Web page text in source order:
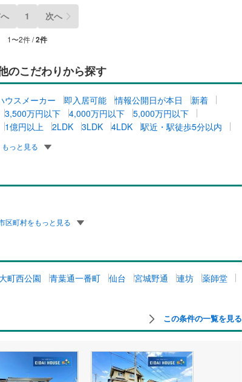
1 次へ
1〜2件 /2件
のこだわりから探す
ウスメーカー 即入居可能 情報公開日が本日
新着
3,500万円以下 4,000万円以下
5,000万円以下
1億円以上 2LDK 3LDK 4LDK 駅近・駅徒歩5分以内
もっと見る
区町村をもっと見る
大町西公園 青葉通一番町 仙台 宮城野通 連坊
薬師堂
この条件の一覧を見る